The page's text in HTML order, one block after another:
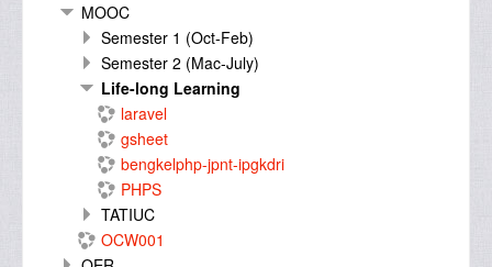
MOOC
Semester 1 (Oct-Feb)
Semester 2 (Mac-July)
Life-long Learning
laravel
gsheet
bengkelphp-jpnt-ipgkdri
PHPS
TATIUC
OCW001